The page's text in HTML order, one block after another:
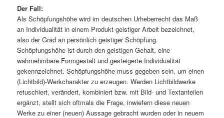
Der Fall:
Als Schöpfungshöhe wird im deutschen Urheberrecht das Maß
an Individualität in einem Produkt geistiger Arbeit bezeichnet,
also der Grad an persönlich geistiger Schöpfung.
Schöpfungshöhe ist durch den geistigen Gehalt, eine
wahrnehmbare Formgestalt und gesteigerte Individualität
gekennzeichnet. Schöpfungshöhe muss gegeben sein, um einen
(Lichtbild)-Werkcharakter zu erzeugen. Werden Lichtbildwerke
retuschiert, verändert, kombiniert bzw. mit Bild- und Textanteilen
ergänzt, stellt sich oftmals die Frage, inwiefern diese neuen
Werke zu einer (neuen) Aussage gebracht wurden oder in neuem